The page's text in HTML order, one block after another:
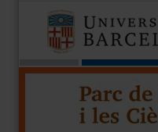
Parc de les